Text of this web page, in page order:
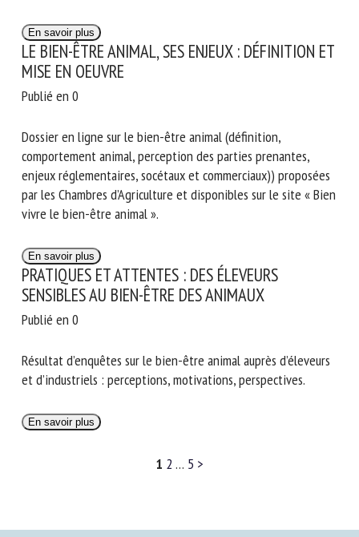
En savoir plus
LE BIEN-ÊTRE ANIMAL, SES ENJEUX : DÉFINITION ET
MISE EN OEUVRE
Publié en 0
Dossier en ligne sur le bien-être animal (définition,
comportement animal, perception des parties prenantes,
enjeux réglementaires, socétaux et commerciaux)) proposées
par les Chambres d’Agriculture et disponibles sur le site « Bien
vivre le bien-être animal ».
En savoir plus
PRATIQUES ET ATTENTES : DES ÉLEVEURS
SENSIBLES AU BIEN-ÊTRE DES ANIMAUX
Publié en 0
Résultat d’enquêtes sur le bien-être animal auprès d’éleveurs
et d’industriels : perceptions, motivations, perspectives.
En savoir plus
1 2 … 5 >